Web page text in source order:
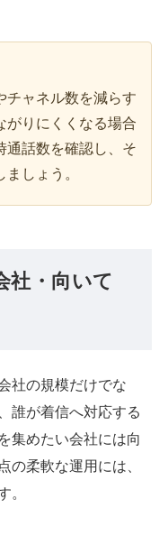
チャネル数を減らす
がりにくくなる場合
通話数を確認し、そ
しょう。
社・向いて
社の規模だけでな
誰が着信へ対応する
集めたい会社には向
の柔軟な運用には、
。